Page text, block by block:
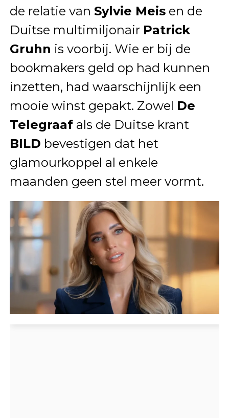
de relatie van Sylvie Meisen de
Duitse multimiljonair Patrick
Gruhn is voorbij. Wie er bij de
bookmakers geld op had kunnen
inzetten, had waarschijnlijk een
mooie winst gepakt. Zowel De
Telegraafals de Duitse krant
BILD bevestigen dat het
glamourkoppel al enkele
maanden geen stel meer vormt.